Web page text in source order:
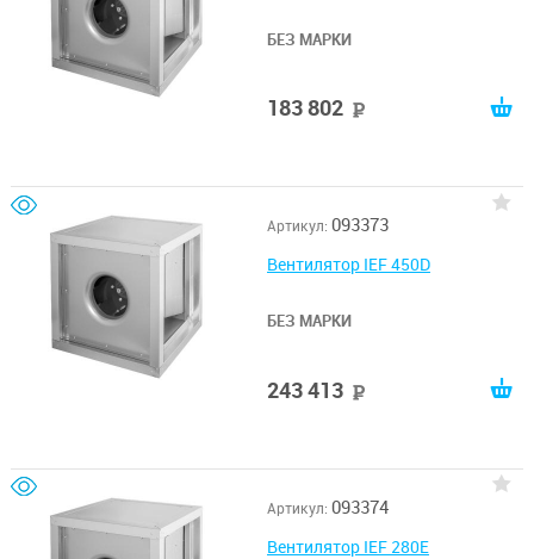
БЕЗ МАРКИ
183 802
Артикул: 093373
Вентилятор IEF 450D
БЕЗ МАРКИ
243 413
Артикул: 093374
Вентилятор IEF 280E